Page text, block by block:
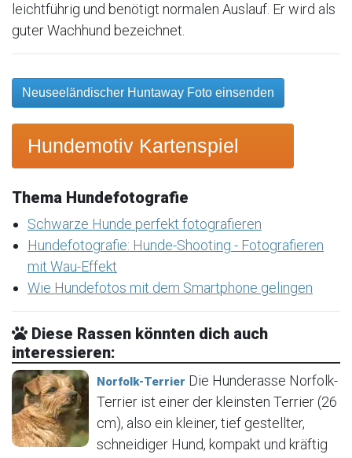
leichtführig und benötigt normalen Auslauf. Er wird als
guter Wachhund bezeichnet.
Neuseeländischer Huntaway Foto einsenden
Hundemotiv Kartenspiel
Thema Hundefotografie
Schwarze Hunde perfekt fotografieren
Hundefotografie: Hunde-Shooting - Fotografieren
mit Wau-Effekt
Wie Hundefotos mit dem Smartphone gelingen
Diese Rassen könnten dich auch
interessieren:
Norfolk-Terrier Die Hunderasse Norfolk-
Terrier ist einer der kleinsten Terrier (26
cm), also ein kleiner, tief gestellter,
schneidiger Hund, kompakt und kräftig